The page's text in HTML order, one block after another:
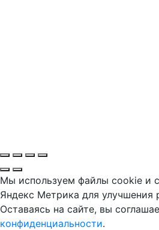
Мы используем файлы cookie и
Яндекс Метрика для улучшения
Оставаясь на сайте, вы
конфиденциальности.